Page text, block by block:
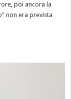
poi ancora la
non era prevista